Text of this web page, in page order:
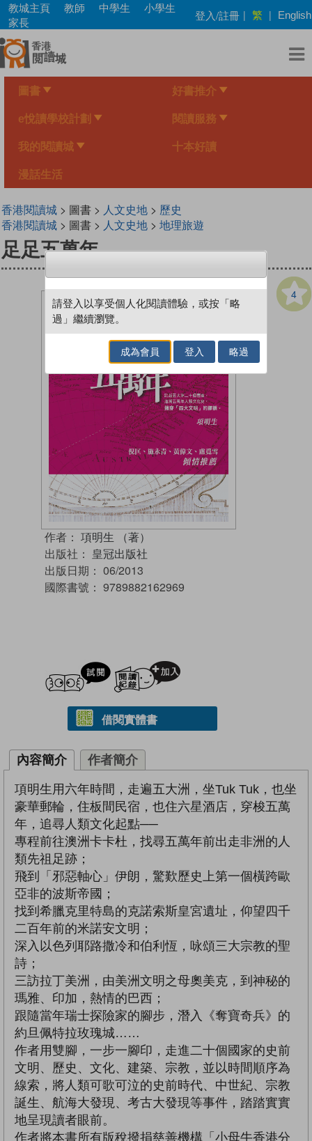
Skip
main
content
教城主頁 教師 中學生
小學生
家長
登入/註冊 | 繁 | English
圖書 好書推介
e悅讀學校計劃 閱讀服務
我的閱讀城 十本好讀
漫話生活
香港閱讀城> 圖書 > 人文史地> 歷史
香港閱讀城> 圖書 > 人文史地> 地理旅遊
足足五萬年
4
作者： 項明生 （著）
出版社： 皇冠出版社
出版日期： 06/2013
國際書號： 9789882162969
試閲
借閱實體書
內容簡介 作者簡介
項明生用六年時間，走遍五大洲，坐Tuk Tuk，也坐
豪華郵輪，住板間民宿，也住六星酒店，穿梭五萬
年，追尋人類文化起點──
專程前往澳洲卡卡杜，找尋五萬年前出走非洲的人
類先祖足跡；
飛到「邪惡軸心」伊朗，驚歎歷史上第一個橫跨歐
亞非的波斯帝國；
找到希臘克里特島的克諾索斯皇宮遺址，仰望四千
二百年前的米諾安文明；
深入以色列耶路撒冷和伯利恆，咏頌三大宗教的聖
詩；
三訪拉丁美洲，由美洲文明之母奧美克，到神秘的
瑪雅、印加，熱情的巴西；
跟隨當年瑞士探險家的腳步，潛入《奪寶奇兵》的
約旦佩特拉玫瑰城……
作者用雙腳，一步一腳印，走進二十個國家的史前
文明、歷史、文化、建築、宗教，並以時間順序為
線索，將人類可歌可泣的史前時代、中世紀、宗教
誕生、航海大發現、考古大發現等事件，踏踏實實
地呈現讀者眼前。
作者將本書所有版稅撥捐慈善機構「小母牛香港分
請登入以享受個人化閱讀體驗，或按「略
過」繼續瀏覽。
成為會員 登入 略過